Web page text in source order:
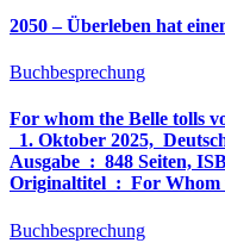
2050 – Überleben hat
Buchbesprechung
For whom the Belle tolls
1. Oktober 2025,
Ausgabe ‏ : ‎ 848 Seiten, ISBN-13 ‏ : ‎ 978-3764533694,
Originaltitel ‏ :
Buchbesprechung